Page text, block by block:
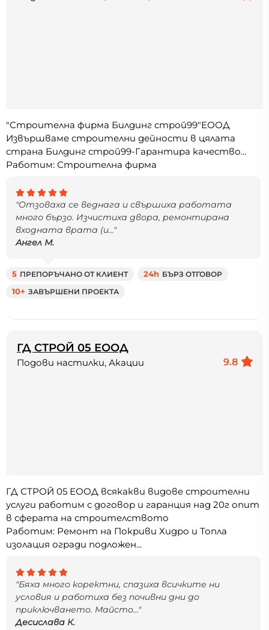
"Строителна фирма Билдинг строй99"ЕООД
Извършваме строителни дейности в цялата
страна Билдинг строй99-Гарантира качество...
Работим: Строителна фирма
"Отзоваха се веднага и свършиха работата
много бързо. Изчистиха двора, ремонтирана
входната врата (и..."
Ангел М.
5 ПРЕПОРЪЧАНО ОТ КЛИЕНТ 24h БЪРЗ ОТГОВОР
10+ ЗАВЪРШЕНИ ПРОЕКТА
ГД СТРОЙ 05 ЕООД
9.8
Подови настилки, Акации
ГД СТРОЙ 05 ЕООД всякакви видове строителни
услуги работим с договор и гаранция над 20г опит
в сферата на строителството
Работим: Ремонт на Покриви Хидро и Топла
изолация огради подложен...
"Бяха много коректни, спазиха всичките ни
условия и работиха без почивни дни до
приключването. Майсто..."
Десислава К.